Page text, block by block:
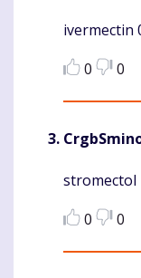
Komentaras
ivermectin
0
0
Komentaras
stromectol
0
0